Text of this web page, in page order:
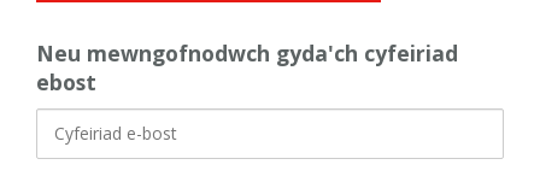
Neu mewngofnodwch gyda'ch cyfeiriad
ebost